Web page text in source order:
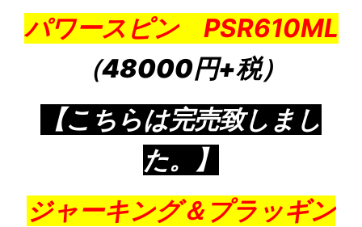
パワースピン PSR610ML
（48000円+税）
【こちらは完売致しまし
た。】
ジャーキング＆プラッギン